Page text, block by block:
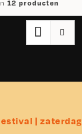
12 producten
|